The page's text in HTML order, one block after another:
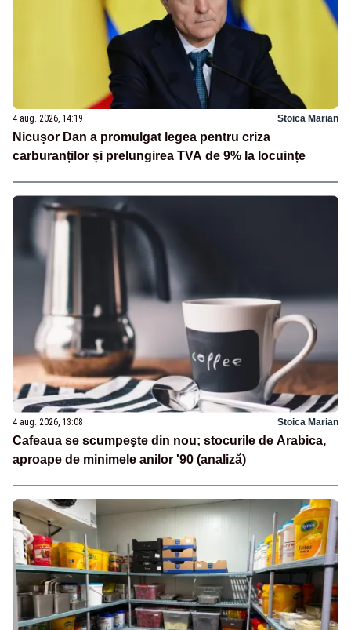
4 aug. 2026, 14:19 Stoica Marian
Nicușor Dan a promulgat legea pentru criza
carburanților și prelungirea TVA de 9% la locuințe
4 aug. 2026, 13:08 Stoica Marian
Cafeaua se scumpeşte din nou; stocurile de Arabica,
aproape de minimele anilor '90 (analiză)